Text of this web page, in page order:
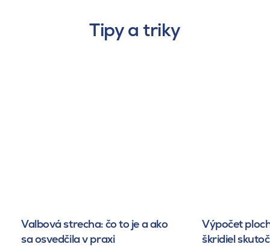
Tipy a triky
Valbová strecha: čo to je a ako
sa osvedčila v praxi
Výpočet
škridiel